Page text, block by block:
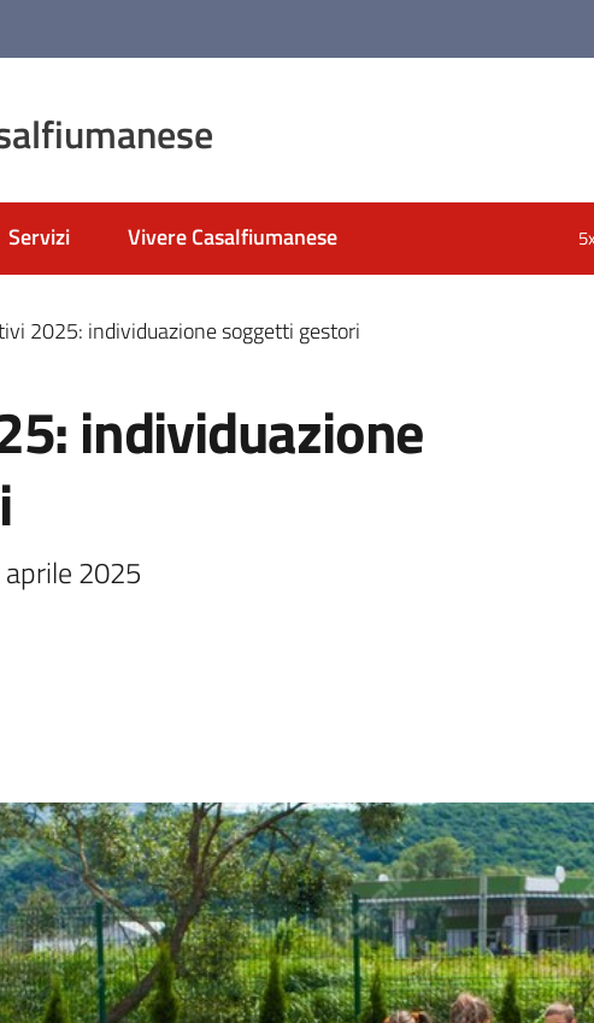
Servizi Vivere Casalfiumanese
2025: individuazione soggetti gestori
individuazione
2025